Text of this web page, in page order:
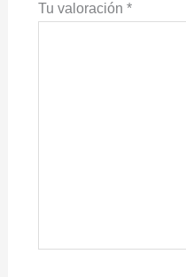
Tu valoración *